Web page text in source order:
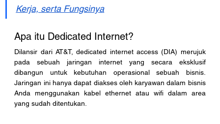
Kerja, serta Fungsinya
Apa itu Dedicated Internet?
Dilansir dari AT&T, dedicated internet access (DIA) merujuk
pada sebuah jaringan internet yang secara eksklusif
dibangun untuk kebutuhan operasional sebuah bisnis.
Jaringan ini hanya dapat diakses oleh karyawan dalam bisnis
Anda menggunakan kabel ethernet atau wifi dalam area
yang sudah ditentukan.